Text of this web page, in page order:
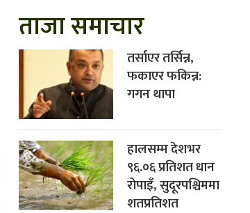
ताजा समाचार
तर्साएर तर्सिन्न,
फकाएर फकिन्न:
गगन थापा
हालसम्म देशभर
९६.०६ प्रतिशत धान
रोपाइँ, सुदूरपश्चिममा
शतप्रतिशत